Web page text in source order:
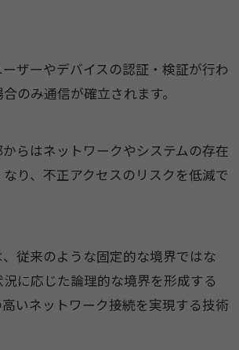
ザーやデバイスの認証・検証が行わ
のみ通信が確立されます。
らはネットワークやシステムの存在
り、不正アクセスのリスクを低減で
従来のような固定的な境界ではな
に応じた論理的な境界を形成する
いネットワーク接続を実現する技術